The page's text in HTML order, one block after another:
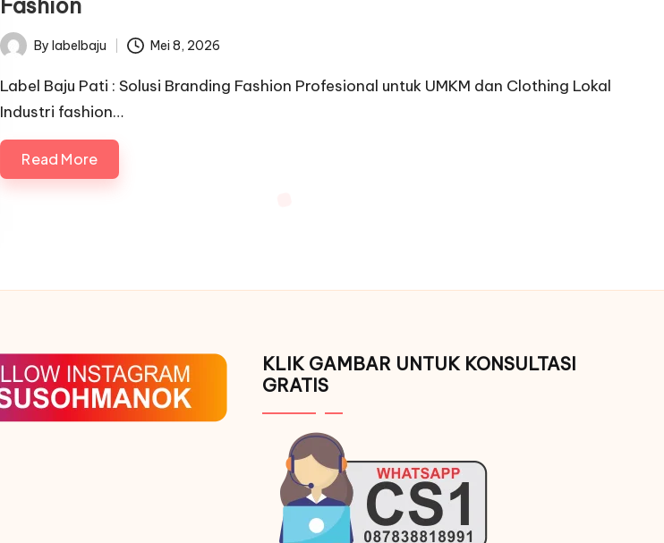
Fashion
Posted
by
Bylabelbaju Mei 8, 2026
Label Baju Pati : Solusi Branding Fashion Profesional untuk UMKM dan Clothing Lokal
Industri fashion…
Read More
KLIK GAMBAR UNTUK KONSULTASI
GRATIS